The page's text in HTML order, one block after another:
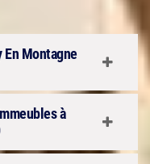
Montagne
à